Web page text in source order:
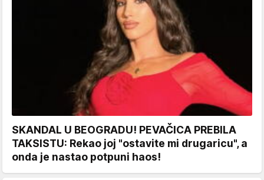
SKANDAL U BEOGRADU! PEVAČICA PREBILA
TAKSISTU: Rekao joj "ostavite mi drugaricu", a
onda je nastao potpuni haos!